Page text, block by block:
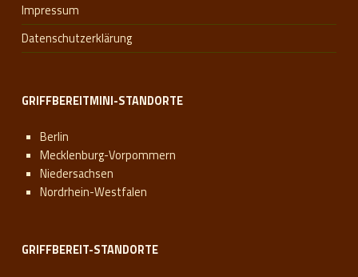
Impressum
Datenschutzerklärung
GRIFFBEREITMINI-STANDORTE
Berlin
Mecklenburg-Vorpommern
Niedersachsen
Nordrhein-Westfalen
GRIFFBEREIT-STANDORTE